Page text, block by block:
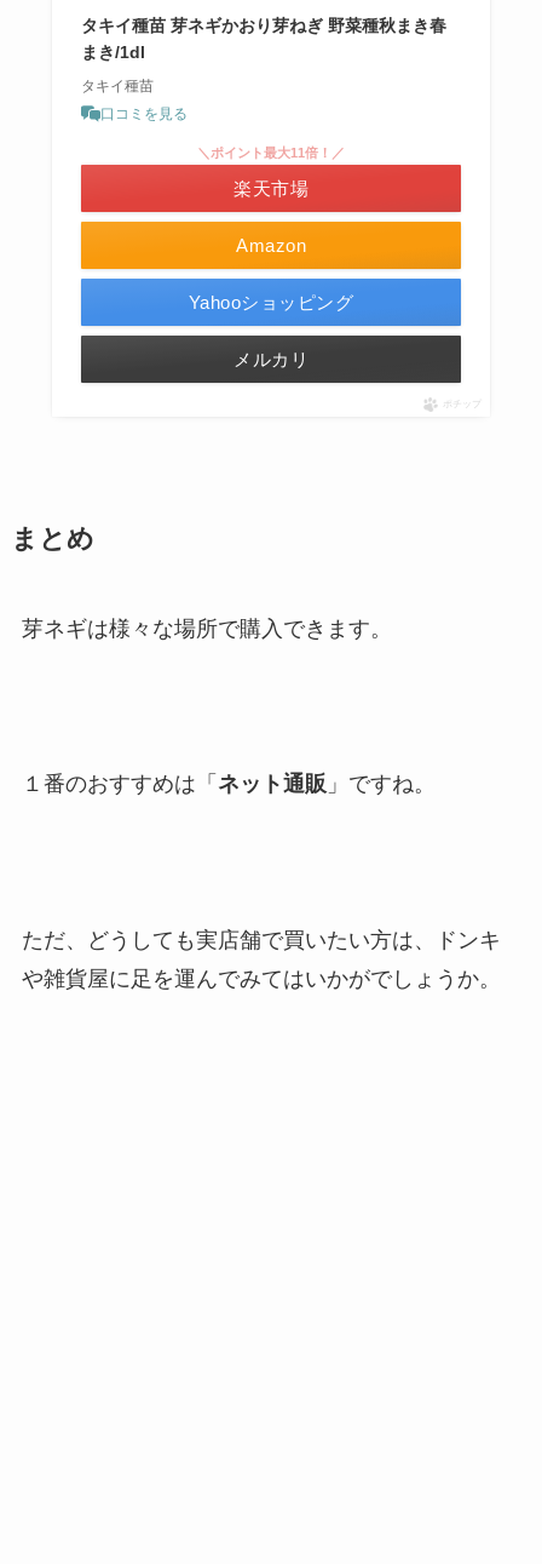
タキイ種苗 芽ネギかおり芽ねぎ 野菜種秋まき春
まき/1dl
タキイ種苗
口コミを見る
Amazon
＼ポイント最大11倍！／
楽天市場
Yahooショッピング
メルカリ
ポチップ
まとめ
芽ネギは様々な場所で購入できます。
１番のおすすめは「 ネット通販 」ですね。
ただ、どうしても実店舗で買いたい方は、ドンキ
や雑貨屋に足を運んでみてはいかがでしょうか。